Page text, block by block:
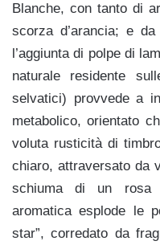
Blanche, con tanto di
scorza d’arancia; e
l’aggiunta di polpe di
naturale residente
selvatici) provvede a
metabolico, orientato
voluta rusticità di
chiaro, attraversato da
schiuma di un rosa
aromatica esplode le
star”, corredato da